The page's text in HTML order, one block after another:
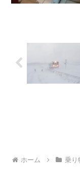
ホーム 乗り